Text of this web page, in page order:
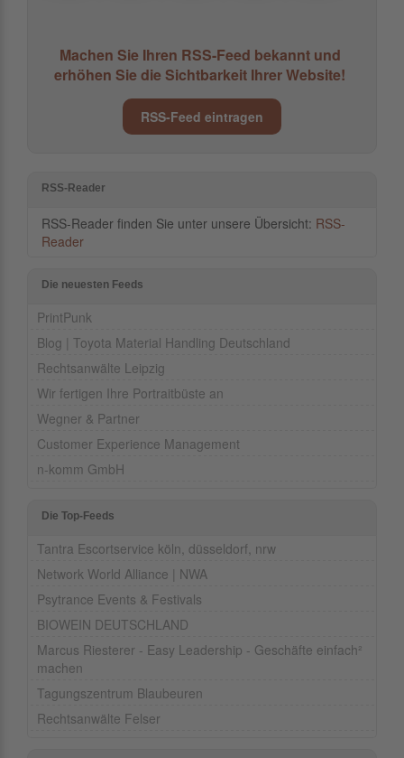
Machen Sie Ihren RSS-Feed bekannt und
erhöhen Sie die Sichtbarkeit Ihrer Website!
RSS-Feed eintragen
RSS-Reader
RSS-Reader finden Sie unter unsere Übersicht: RSS-
Reader
Die neuesten Feeds
PrintPunk
Blog | Toyota Material Handling Deutschland
Rechtsanwälte Leipzig
Wir fertigen Ihre Portraitbüste an
Wegner & Partner
Customer Experience Management
n-komm GmbH
Die Top-Feeds
Tantra Escortservice köln, düsseldorf, nrw
Network World Alliance | NWA
Psytrance Events & Festivals
BIOWEIN DEUTSCHLAND
Marcus Riesterer - Easy Leadership - Geschäfte einfach²
machen
Tagungszentrum Blaubeuren
Rechtsanwälte Felser